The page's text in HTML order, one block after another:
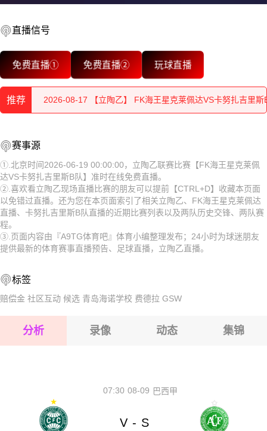
直播信号
免费直播① 免费直播② 玩球直播
推荐
2026-08-17 【立陶乙】 FK海王星克莱佩达VS卡努扎吉里斯
2026-08-17 【立陶乙】 FK海王星克莱佩达VS卡努扎吉里斯
2026-08-17 【立陶乙】 FK海王星克莱佩达VS卡努扎吉里斯
2026-08-17 【立陶乙】 FK海王星克莱佩达VS卡努扎吉里斯
2026-08-17 【立陶乙】 FK海王星克莱佩达VS卡努扎吉里斯
B队
2026-08-17 【立陶乙】 FK海王星克莱佩达VS卡努扎吉里斯
B队
2026-08-17 【立陶乙】 FK海王星克莱佩达VS卡努扎吉里斯
B队
2026-08-17 【立陶乙】 FK海王星克莱佩达VS卡努扎吉里斯
B队
2026-08-17 【立陶乙】 FK海王星克莱佩达VS卡努扎吉里斯
B队
2026-08-17 【立陶乙】 FK海王星克莱佩达VS卡努扎吉里斯
赛事源
①.北京时间2026-06-19 00:00:00，立陶乙联赛比赛【FK海王星克莱佩
达VS卡努扎吉里斯B队】准时在线免费直播。
②.喜欢看立陶乙现场直播比赛的朋友可以提前【CTRL+D】收藏本页面
以免错过直播。还为您在本页面索引了相关立陶乙、FK海王星克莱佩达
直播、卡努扎吉里斯B队直播的近期比赛列表以及两队历史交锋、两队赛
程。
③.页面内容由『A9TG体育吧』体育小编整理发布；24小时为球迷朋友
提供最新的体育赛事直播预告、足球直播，立陶乙直播。
标签
赔偿金 社区互动 候选 青岛海诺学校 费德拉 GSW
分析 录像 动态 集锦
08-09
07:30 巴西甲
V - S